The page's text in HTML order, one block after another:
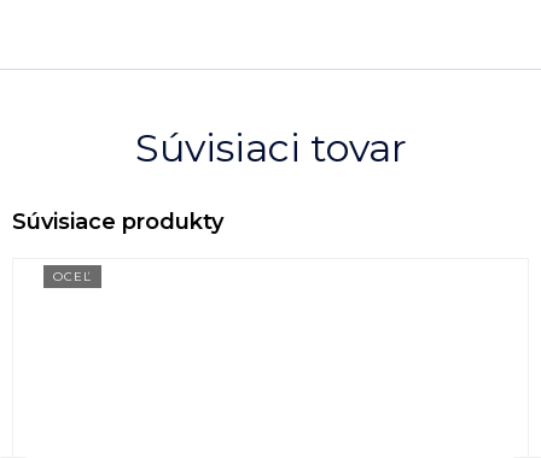
Súvisiaci tovar
OCEĽ